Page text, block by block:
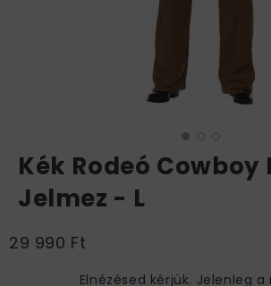
Kék Rodeó Cowboy
Jelmez - L
29 990 Ft
Elnézésed kérjük. Jelenleg